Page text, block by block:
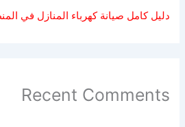
دليل كامل صيانة كهرباء المنازل في
Recent Comments